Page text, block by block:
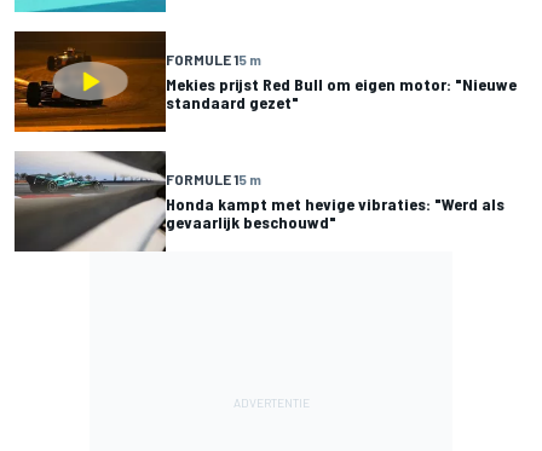
FORMULE 15 m
Mekies prijst Red Bull om eigen motor: "Nieuwe
standaard gezet"
FORMULE 15 m
Honda kampt met hevige vibraties: "Werd als
gevaarlijk beschouwd"